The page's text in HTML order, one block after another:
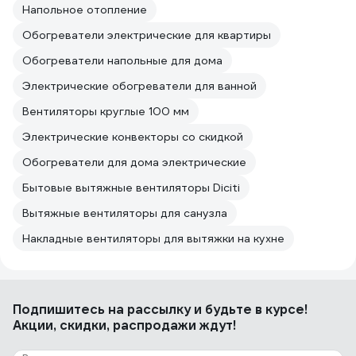
Напольное отопление
Обогреватели электрические для квартиры
Обогреватели напольные для дома
Электрические обогреватели для ванной
Вентиляторы круглые 100 мм
Электрические конвекторы со скидкой
Обогреватели для дома электрические
Бытовые вытяжные вентиляторы Diciti
Вытяжные вентиляторы для санузла
Накладные вентиляторы для вытяжки на кухне
Подпишитесь на рассылкуи будьте в курсе!
Акции, скидки, распродажи ждут!